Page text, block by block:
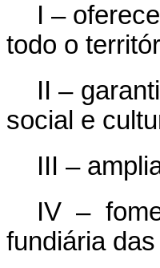
I –
todo o
II –
social e
III –
IV –
fundiária